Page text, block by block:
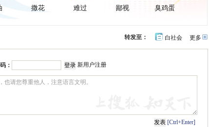
撒花 难过 鄙视 臭鸡蛋
更多开
转发至： 白社会
： 新用户注册
[Ctrl+Enter]